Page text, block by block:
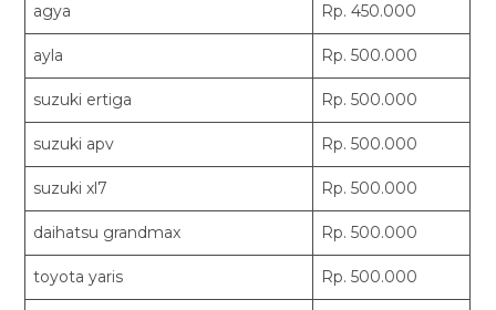
agya Rp. 450.000
ayla Rp. 500.000
suzuki ertiga Rp. 500.000
suzuki apv Rp. 500.000
suzuki xl7 Rp. 500.000
daihatsu grandmax Rp. 500.000
toyota yaris Rp. 500.000